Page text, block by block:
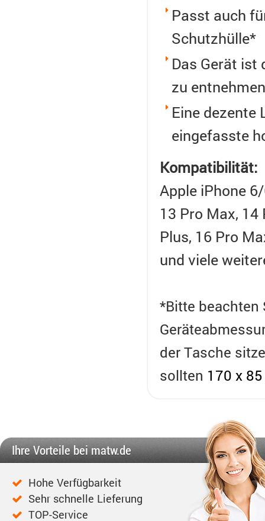
Passt auch
Schutzhülle*
Das Gerät ist
zu entnehmen
Eine dezente
eingefasste
Kompatibilität:
Apple iPhone
13 Pro Max, 14
Plus, 16 Pro
und viele
*Bitte beachten
der Tasche
sollten 170 x
Ihre Vorteile bei matw.de
Hohe Verfügbarkeit
Sehr schnelle Lieferung
TOP-Service